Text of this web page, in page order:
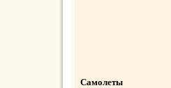
Самолеты